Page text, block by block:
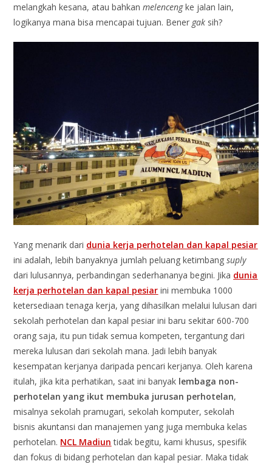
melangkah kesana, atau bahkanmelencengke jalan lain,
logikanya mana bisa mencapai tujuan. Bener gak sih?
Yang menarik dari dunia kerja perhotelan dan kapal pesiar
ini adalah, lebih banyaknya jumlah peluang ketimbangsuply
dari lulusannya, perbandingan sederhananya begini. Jika dunia
kerja perhotelan dan kapal pesiar ini membuka 1000
ketersediaan tenaga kerja, yang dihasilkan melalui lulusan dari
sekolah perhotelan dan kapal pesiar ini baru sekitar 600-700
orang saja, itu pun tidak semua kompeten, tergantung dari
mereka lulusan dari sekolah mana. Jadi lebih banyak
kesempatan kerjanya daripada pencari kerjanya. Oleh karena
itulah, jika kita perhatikan, saat ini banyak lembaga non-
perhotelan yang ikut membuka jurusan perhotelan,
misalnya sekolah pramugari, sekolah komputer, sekolah
bisnis akuntansi dan manajemen yang juga membuka kelas
perhotelan. NCL Madiun tidak begitu, kami khusus, spesifik
dan fokus di bidang perhotelan dan kapal pesiar. Maka tidak